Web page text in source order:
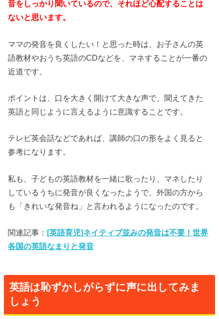
音をしっかり聞いているので、それほど心配することは
ないと思います。
ママの発音を良くしたい！と思った時は、お子さんの英
語教材やおうち英語のCDなどを、マネすることが一番の
近道です。
ポイントは、口を大きく開けて大きな声で、聞えてきた
英語と同じように言えるように意識することです。
テレビ英会話などであれば、講師の口の形をよく見ると
参考になります。
私も、子どもの英語教材を一緒に歌ったり、マネしたり
しているうちに発音が良くなったようで、外国の方から
も「きれいな発音ね」と言われるようになったのです。
関連記事： [英語育児]ネイティブ並みの発音は不要！世界
各国の英語なまりと発音
英語は恥ずかしがらずに声に出してみま
しょう